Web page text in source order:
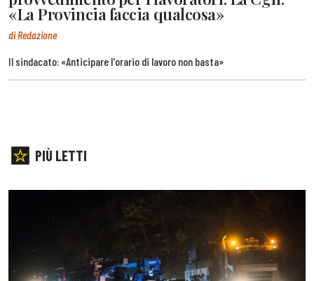
«La Provincia faccia qualcosa»
di Redazione
Il sindacato: «Anticipare l'orario di lavoro non basta»
PIÙ LETTI